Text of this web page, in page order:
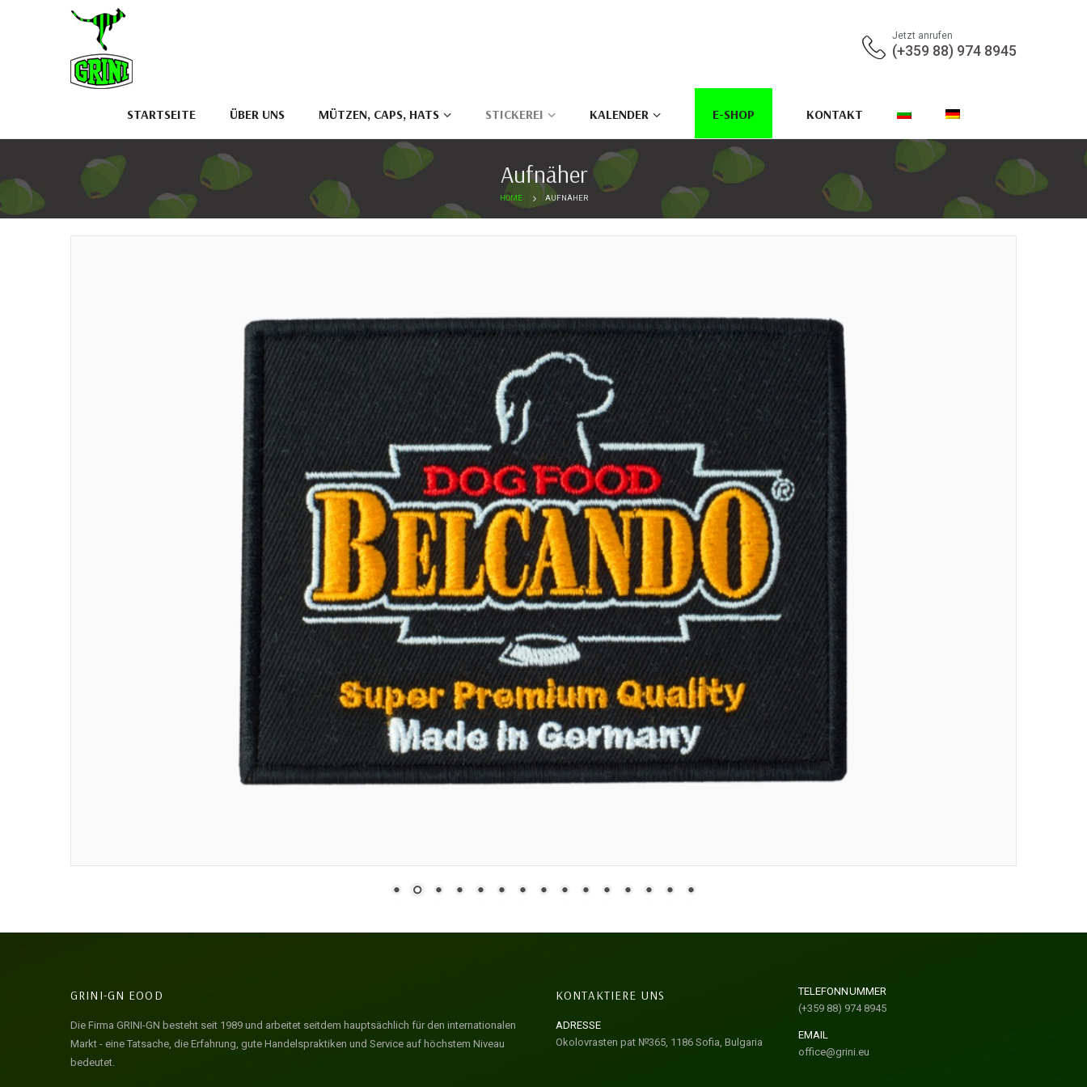
Jetzt anrufen
(+359 88) 974 8945
STARTSEITE ÜBER UNS MÜTZEN, CAPS, HATS STICKEREI KALENDER E-SHOP KONTAKT
Aufnäher
HOME AUFNÄHER
GRINI-GN EOOD
Die Firma GRINI-GN besteht seit 1989 und arbeitet seitdem hauptsächlich für den internationalen
Markt - eine Tatsache, die Erfahrung, gute Handelspraktiken und Service auf höchstem Niveau
bedeutet.
KONTAKTIERE UNS
ADRESSE
Okolovrasten pat №365, 1186 Sofia, Bulgaria
TELEFONNUMMER
(+359 88) 974 8945
EMAIL
office@grini.eu